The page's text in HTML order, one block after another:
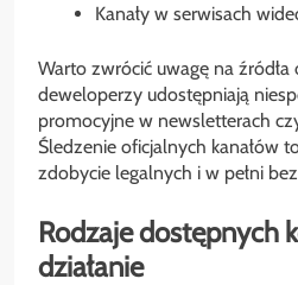
Kanały w serwisach
Warto zwrócić uwagę na
deweloperzy udostępniają
promocyjne w newsletterach
Śledzenie oficjalnych kanałów
zdobycie legalnych i w pełni
Rodzaje dostępnych
działanie